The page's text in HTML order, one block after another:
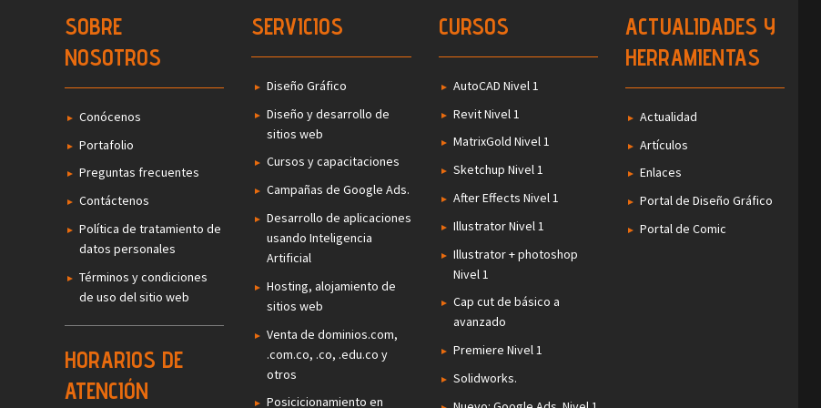
SOBRE
NOSOTROS
Conócenos
Portafolio
Preguntas frecuentes
Contáctenos
Política de tratamiento de
datos personales
Términos y condiciones
de uso del sitio web
HORARIOS DE
ATENCIÓN
SERVICIOS
Diseño Gráfico
Diseño y desarrollo de
sitios web
Cursos y capacitaciones
Campañas de Google Ads.
Desarrollo de aplicaciones
usando Inteligencia
Artificial
Hosting, alojamiento de
sitios web
Venta de dominios.com,
.com.co, .co, .edu.co y
otros
Posicicionamiento en
CURSOS
AutoCAD Nivel 1
Revit Nivel 1
MatrixGold Nivel 1
Sketchup Nivel 1
After Effects Nivel 1
Illustrator Nivel 1
Illustrator + photoshop
Nivel 1
Cap cut de básico a
avanzado
Premiere Nivel 1
Solidworks.
ACTUALIDADES Y
HERRAMIENTAS
Actualidad
Artículos
Enlaces
Portal de Diseño Gráfico
Portal de Comic